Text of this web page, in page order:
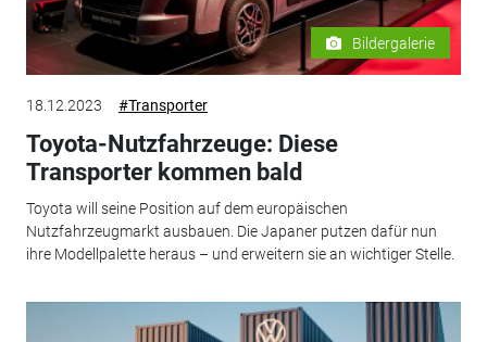
Bildergalerie
18.12.2023 #Transporter
Toyota-Nutzfahrzeuge: Diese
Transporter kommen bald
Toyota will seine Position auf dem europäischen
Nutzfahrzeugmarkt ausbauen. Die Japaner putzen dafür nun
ihre Modellpalette heraus – und erweitern sie an wichtiger Stelle.